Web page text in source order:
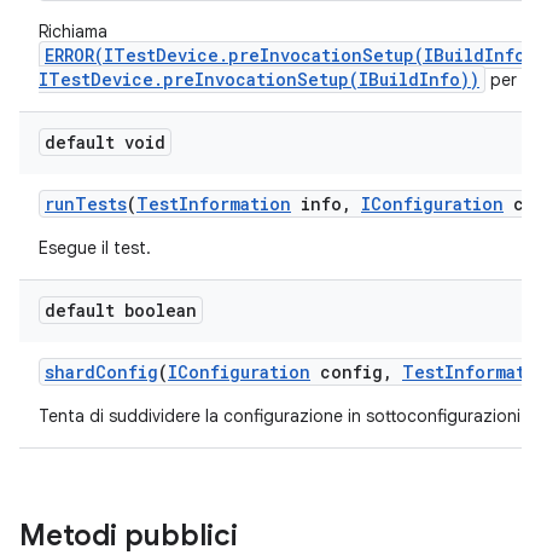
Richiama
ITestDevice.preInvocationSetup(IBuildInfo))
per
default void
runTests(TestInformation info , IConfiguration
Esegue il test.
default boolean
shardConfig(IConfiguration config , Test
Tenta di suddividere la configurazione in sottoconfigurazioni
Metodi pubblici